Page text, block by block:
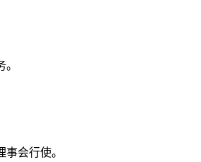
会行使。